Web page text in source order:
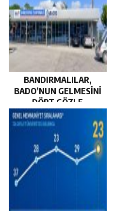
BANDIRMALILAR,
BADO’NUN GELMESİNİ
DÖRT GÖZLE
BEKLİYOR…